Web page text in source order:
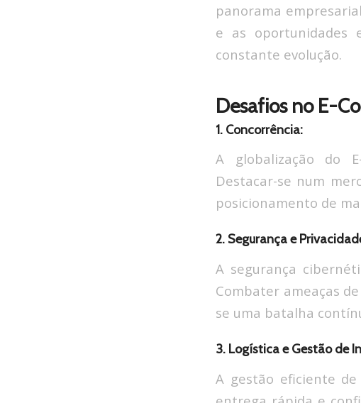
panorama
e as oportunidades
constante evolução.
Desafios no E-
1. Concorrência:
A globalização do
Destacar-se num
posicionamento de
2. Segurança e
A segurança
Combater ameaças
se uma batalha
3. Logística e Gestão de
A gestão eficiente